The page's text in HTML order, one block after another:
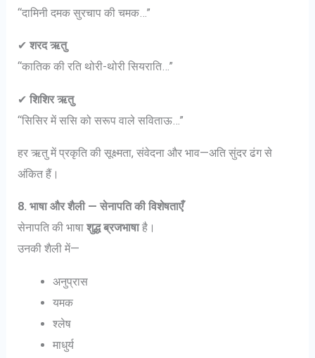
“दामिनी दमक सुरचाप की चमक…”
✔शरद ऋतु
“कातिक की रति थोरी-थोरी सियराति…”
✔शिशिर ऋतु
“सिसिर में ससि को सरूप वाले सविताऊ…”
हर ऋतु में प्रकृति की सूक्ष्मता, संवेदना और भाव—अति सुंदर ढंग से
अंकित हैं।
8. भाषा और शैली — सेनापति की विशेषताएँ
सेनापति की भाषाशुद्ध ब्रजभाषाहै।
उनकी शैली में—
अनुप्रास
यमक
श्लेष
माधुर्य